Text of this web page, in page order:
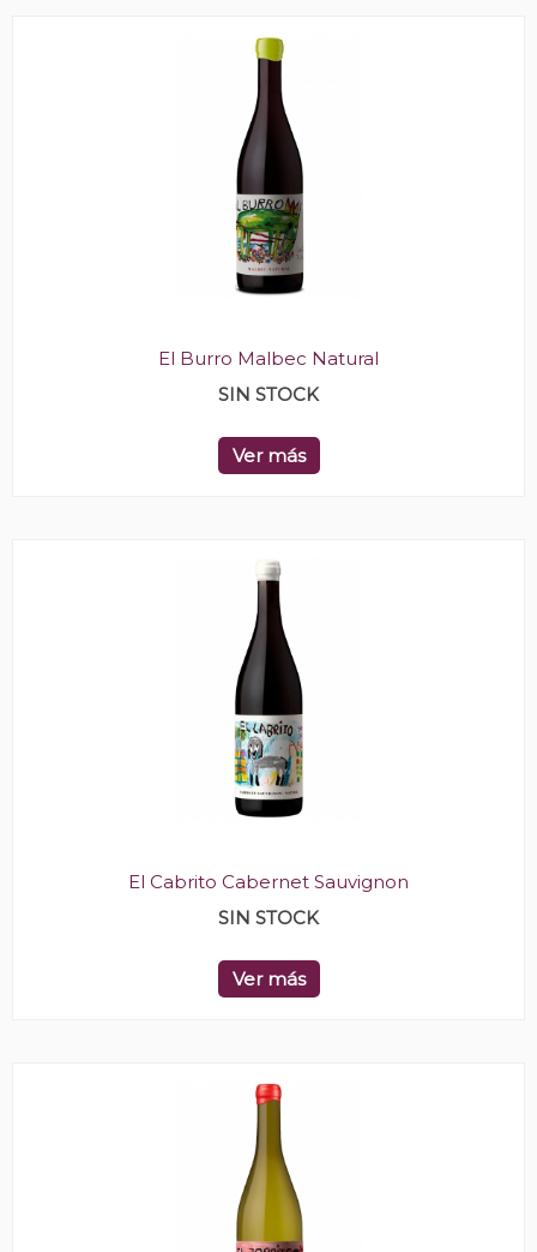
El Burro Malbec Natural
SIN STOCK
Ver más
El Cabrito Cabernet Sauvignon
SIN STOCK
Ver más